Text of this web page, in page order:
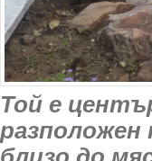
Той е
разположен